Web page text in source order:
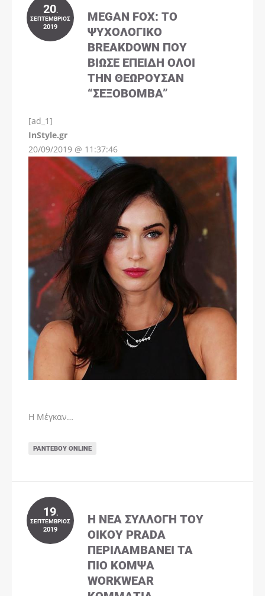
20.
ΣΕΠΤΈΜΒΡΙΟΣ
2019
MEGAN FOX: ΤΟ
ΨΥΧΟΛΟΓΙΚΌ
BREAKDOWN ΠΟΥ
ΒΊΩΣΕ ΕΠΕΙΔΉ ΌΛΟΙ
ΤΗΝ ΘΕΩΡΟΎΣΑΝ
“ΣΕΞΟΒΌΜΒΑ”
[ad_1]
InStyle.gr
20/09/2019 @ 11:37:46
Η Μέγκαν…
ΡΑΝΤΕΒΟΎ ONLINE
19.
ΣΕΠΤΈΜΒΡΙΟΣ
2019
Η ΝΈΑ ΣΥΛΛΟΓΉ ΤΟΥ
ΟΊΚΟΥ PRADA
ΠΕΡΙΛΑΜΒΆΝΕΙ ΤΑ
ΠΙΟ ΚΟΜΨΆ
WORKWEAR